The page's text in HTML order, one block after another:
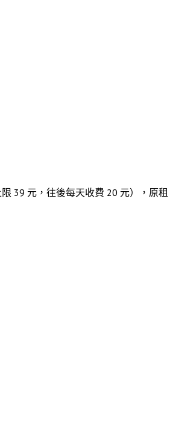
39 元，往後每天收費 20 元），原租